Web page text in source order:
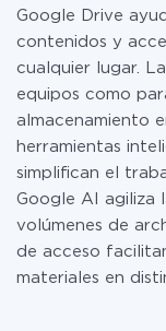
Google Drive
contenidos y
cualquier lugar.
equipos como
almacenamiento
herramientas
simplifican el
Google AI agiliza
volúmenes de
de acceso
materiales en